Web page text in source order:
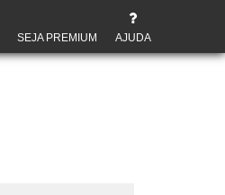
SEJA PREMIUM AJUDA